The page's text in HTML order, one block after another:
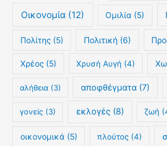
Οικονομία (12) Ομιλία (5)
Πολίτης(5) Πολιτική(6)
Χρέος(5) Χρυσή Αυγή (4)
αλήθεια(3) αποφθέγματα (7)
γονείς(3) εκλογές(8) ζωή
οικονομικά (5) πλούτος (4)